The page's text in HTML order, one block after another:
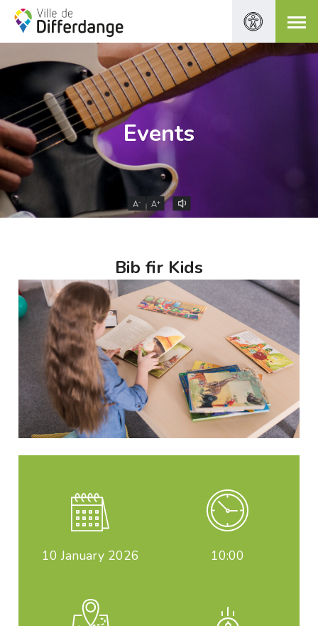
Events
A- A+
Bib fir Kids
10 January 2026 10:00